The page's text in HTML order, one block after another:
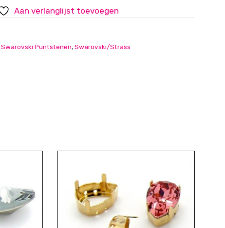
Aan verlanglijst toevoegen
Swarovski Puntstenen,Swarovski/Strass